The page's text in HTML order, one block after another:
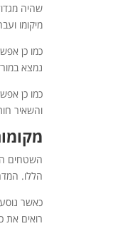
שהיה
מיקומו
כמו כן
נמצא
כמו כן
והשאיר
השטחים
הללו.
כאשר
רואים את